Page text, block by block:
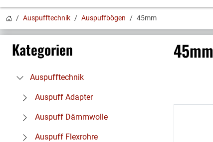
Auspufftechnik Auspuffbögen 45mm
Kategorien
Auspufftechnik
Auspuff Adapter
Auspuff Dämmwolle
Auspuff Flexrohre
45mm